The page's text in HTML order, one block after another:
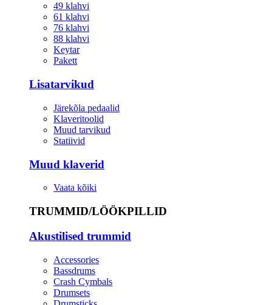
49 klahvi
61 klahvi
76 klahvi
88 klahvi
Keytar
Pakett
Lisatarvikud
Järekõla pedaalid
Klaveritoolid
Muud tarvikud
Statiivid
Muud klaverid
Vaata kõiki
TRUMMID/LÖÖKPILLID
Akustilised trummid
Accessories
Bassdrums
Crash Cymbals
Drumsets